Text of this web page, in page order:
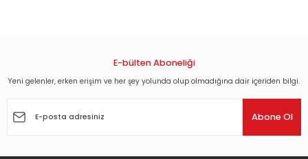
Ürün açıklamasında eksik bilgiler bulunuyor.
Ürün bilgilerinde hatalar bulunuyor.
Bu ürüne benzer farklı alternatifler olmalı.
EBRU ŞALLI İLE PİLATES 2 - DVD 2.EL
E-bülten Aboneliği
Yeni gelenler, erken erişim ve her şey yolunda olup olmadığına dair içeriden bilgi.
Abone Ol